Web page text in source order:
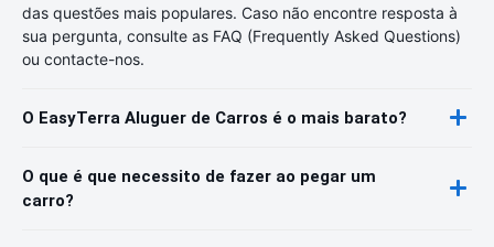
das questões mais populares. Caso não encontre resposta à
sua pergunta, consulte as FAQ (Frequently Asked Questions)
ou contacte-nos.
O EasyTerra Aluguer de Carros é o mais barato?
O que é que necessito de fazer ao pegar um
carro?